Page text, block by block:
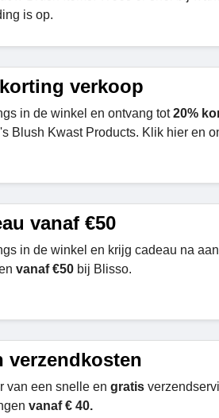
is op.
verkoop
in de winkel en ontvang tot20%
Blush Kwast Products. Klik hier en
vanaf €50
in de winkel en krijg cadeau na
vanaf €50 bij Blisso.
verzendkosten
van een snelle en gratis
vanaf € 40.